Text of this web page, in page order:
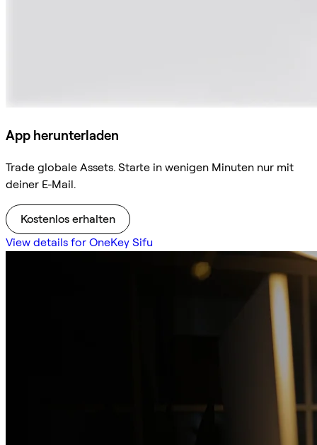
App herunterladen
Trade globale Assets. Starte in wenigen Minuten nur mit
deiner E-Mail.
Kostenlos erhalten
View details for OneKey Sifu